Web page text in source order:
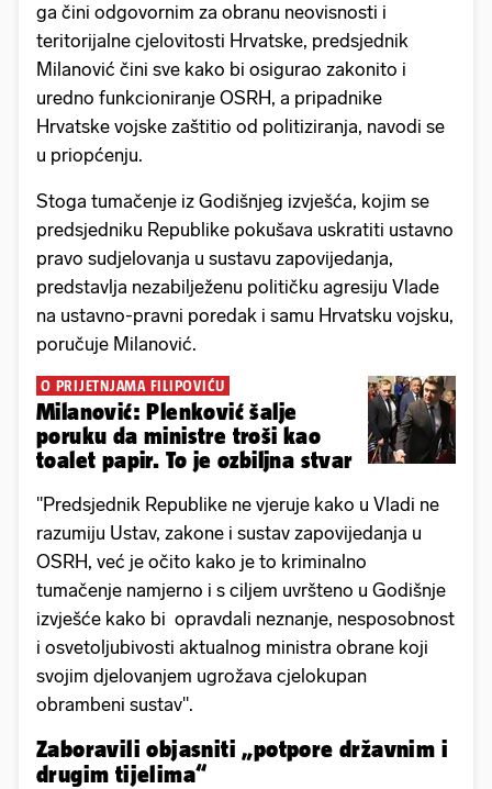
ga čini odgovornim za obranu neovisnosti i
teritorijalne cjelovitosti Hrvatske, predsjednik
Milanović čini sve kako bi osigurao zakonito i
uredno funkcioniranje OSRH, a pripadnike
Hrvatske vojske zaštitio od politiziranja, navodi se
u priopćenju.
Stoga tumačenje iz Godišnjeg izvješća, kojim se
predsjedniku Republike pokušava uskratiti ustavno
pravo sudjelovanja u sustavu zapovijedanja,
predstavlja nezabilježenu političku agresiju Vlade
na ustavno-pravni poredak i samu Hrvatsku vojsku,
poručuje Milanović.
O PRIJETNJAMA FILIPOVIĆU
Milanović: Plenković šalje
poruku da ministre troši kao
toalet papir. To je ozbiljna stvar
"Predsjednik Republike ne vjeruje kako u Vladi ne
razumiju Ustav, zakone i sustav zapovijedanja u
OSRH, već je očito kako je to kriminalno
tumačenje namjerno i s ciljem uvršteno u Godišnje
izvješće kako bi opravdali neznanje, nesposobnost
i osvetoljubivosti aktualnog ministra obrane koji
svojim djelovanjem ugrožava cjelokupan
obrambeni sustav".
Zaboravili objasniti „potpore državnim i
drugim tijelima“